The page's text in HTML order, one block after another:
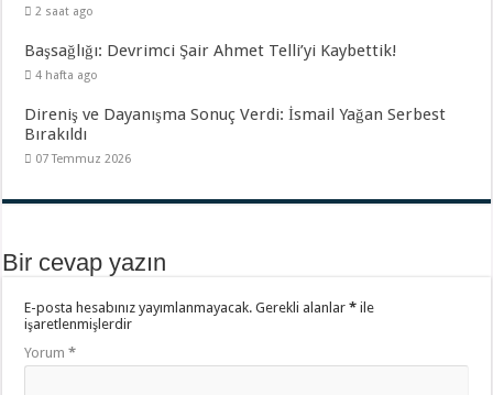
2 saat ago
Başsağlığı: Devrimci Şair Ahmet Telli’yi Kaybettik!
4 hafta ago
Direniş ve Dayanışma Sonuç Verdi: İsmail Yağan Serbest
Bırakıldı
07 Temmuz 2026
Bir cevap yazın
E-posta hesabınız yayımlanmayacak. Gerekli alanlar* ile
işaretlenmişlerdir
Yorum*